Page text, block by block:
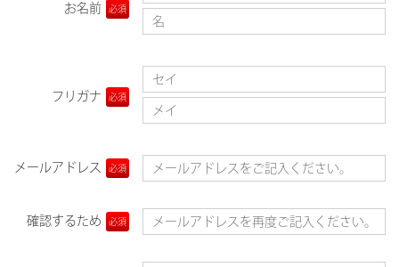
必須
お名前
必須
フリガナ
必須
メールアドレス
必須
確認するため